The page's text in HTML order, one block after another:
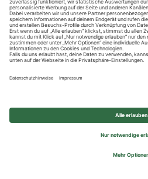
Privatsphäre-
© 2026 REWE Group -